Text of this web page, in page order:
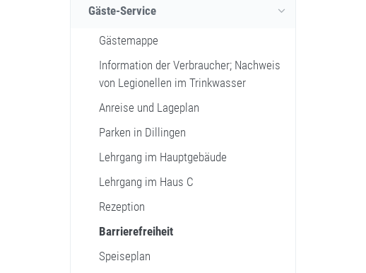
Gäste-Service
Gästemappe
Information der Verbraucher; Nachweis
von Legionellen im Trinkwasser
Anreise und Lageplan
Parken in Dillingen
Lehrgang im Hauptgebäude
Lehrgang im Haus C
Rezeption
Barrierefreiheit
Speiseplan